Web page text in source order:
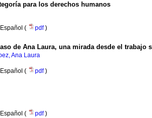
para los derechos humanos
Español ( pdf)
de Ana Laura, una mirada desde el trabajo
Ana Laura
Español ( pdf)
Español ( pdf)